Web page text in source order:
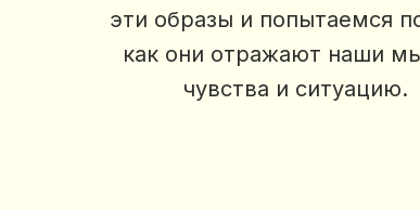
эти образы и попытаемся
как они отражают наши
чувства и ситуацию.